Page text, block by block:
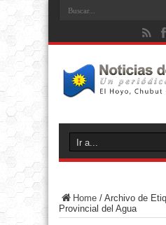
Home / Archivo de
Provincial del Agua